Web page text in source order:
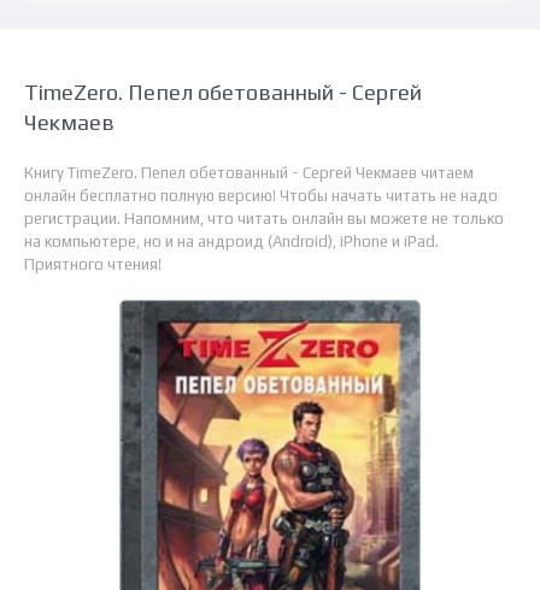
TimeZero. Пепел обетованный - Сергей
Чекмаев
Книгу TimeZero. Пепел обетованный - Сергей Чекмаев читаем
онлайн бесплатно полную версию! Чтобы начать читать не надо
регистрации. Напомним, что читать онлайн вы можете не только
на компьютере, но и на андроид (Android), iPhone и iPad.
Приятного чтения!